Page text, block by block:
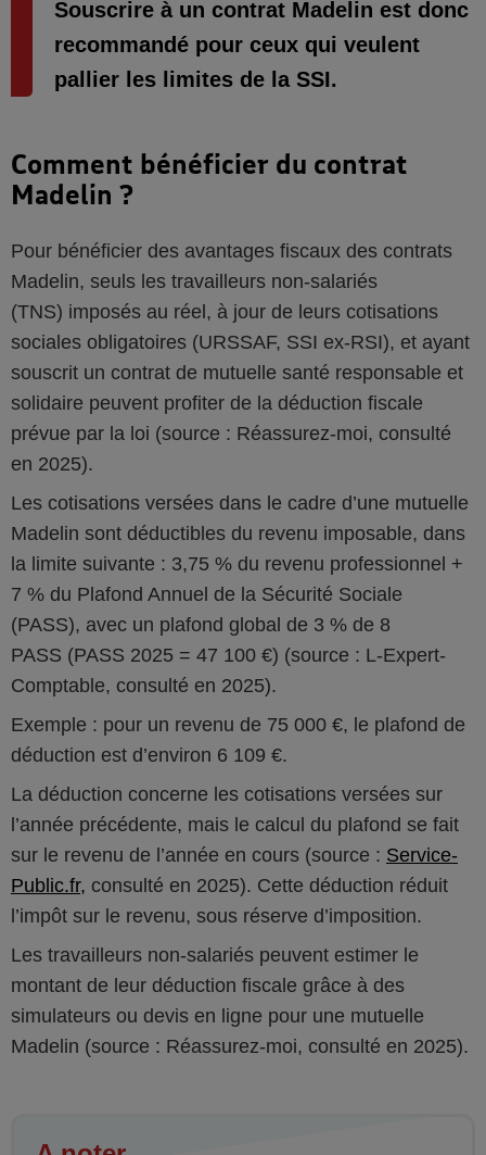
Souscrire à un contrat Madelin est donc
recommandé pour ceux qui veulent
pallier les limites de la SSI.
Comment bénéficier du contrat
Madelin ?
Pour bénéficier des avantages fiscaux des contrats
Madelin, seuls les travailleurs non-salariés
(TNS) imposés au réel, à jour de leurs cotisations
sociales obligatoires (URSSAF, SSI ex-RSI), et ayant
souscrit un contrat de mutuelle santé responsable et
solidaire peuvent profiter de la déduction fiscale
prévue par la loi (source : Réassurez-moi, consulté
en 2025).
Les cotisations versées dans le cadre d’une mutuelle
Madelin sont déductibles du revenu imposable, dans
la limite suivante : 3,75 % du revenu professionnel +
7 % du Plafond Annuel de la Sécurité Sociale
(PASS), avec un plafond global de 3 % de 8
PASS (PASS 2025 = 47 100 €) (source : L-Expert-
Comptable, consulté en 2025).
Exemple : pour un revenu de 75 000 €, le plafond de
déduction est d’environ 6 109 €.
La déduction concerne les cotisations versées sur
l’année précédente, mais le calcul du plafond se fait
sur le revenu de l’année en cours (source : Service-
Public.fr, consulté en 2025). Cette déduction réduit
l’impôt sur le revenu, sous réserve d’imposition.
Les travailleurs non-salariés peuvent estimer le
montant de leur déduction fiscale grâce à des
simulateurs ou devis en ligne pour une mutuelle
Madelin (source : Réassurez-moi, consulté en 2025).